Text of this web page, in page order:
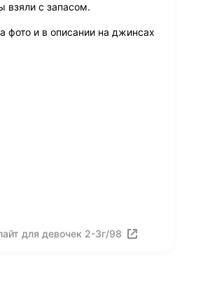
взяли с запасом.
фото и в описании на джинсах
для девочек 2-3г/98